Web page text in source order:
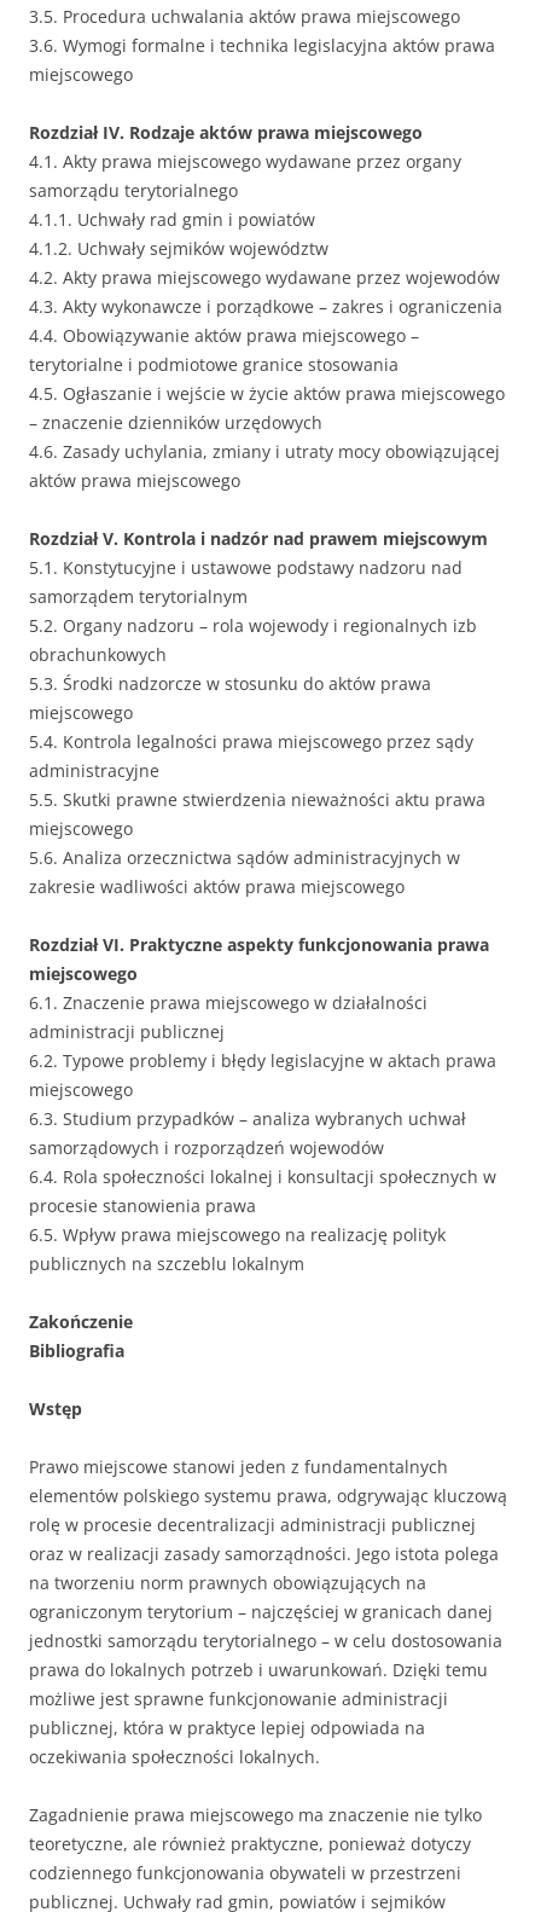
3.5. Procedura uchwalania aktów prawa miejscowego
3.6. Wymogi formalne i technika legislacyjna aktów prawa
miejscowego
Rozdział IV. Rodzaje aktów prawa miejscowego
4.1. Akty prawa miejscowego wydawane przez organy
samorządu terytorialnego
4.1.1. Uchwały rad gmin i powiatów
4.1.2. Uchwały sejmików województw
4.2. Akty prawa miejscowego wydawane przez wojewodów
4.3. Akty wykonawcze i porządkowe – zakres i ograniczenia
4.4. Obowiązywanie aktów prawa miejscowego –
terytorialne i podmiotowe granice stosowania
4.5. Ogłaszanie i wejście w życie aktów prawa miejscowego
– znaczenie dzienników urzędowych
4.6. Zasady uchylania, zmiany i utraty mocy obowiązującej
aktów prawa miejscowego
Rozdział V. Kontrola i nadzór nad prawem miejscowym
5.1. Konstytucyjne i ustawowe podstawy nadzoru nad
samorządem terytorialnym
5.2. Organy nadzoru – rola wojewody i regionalnych izb
obrachunkowych
5.3. Środki nadzorcze w stosunku do aktów prawa
miejscowego
5.4. Kontrola legalności prawa miejscowego przez sądy
administracyjne
5.5. Skutki prawne stwierdzenia nieważności aktu prawa
miejscowego
5.6. Analiza orzecznictwa sądów administracyjnych w
zakresie wadliwości aktów prawa miejscowego
Rozdział VI. Praktyczne aspekty funkcjonowania prawa
miejscowego
6.1. Znaczenie prawa miejscowego w działalności
administracji publicznej
6.2. Typowe problemy i błędy legislacyjne w aktach prawa
miejscowego
6.3. Studium przypadków – analiza wybranych uchwał
samorządowych i rozporządzeń wojewodów
6.4. Rola społeczności lokalnej i konsultacji społecznych w
procesie stanowienia prawa
6.5. Wpływ prawa miejscowego na realizację polityk
publicznych na szczeblu lokalnym
Zakończenie
Bibliografia
Wstęp
Prawo miejscowe stanowi jeden z fundamentalnych
elementów polskiego systemu prawa, odgrywając kluczową
rolę w procesie decentralizacji administracji publicznej
oraz w realizacji zasady samorządności. Jego istota polega
na tworzeniu norm prawnych obowiązujących na
ograniczonym terytorium – najczęściej w granicach danej
jednostki samorządu terytorialnego – w celu dostosowania
prawa do lokalnych potrzeb i uwarunkowań. Dzięki temu
możliwe jest sprawne funkcjonowanie administracji
publicznej, która w praktyce lepiej odpowiada na
oczekiwania społeczności lokalnych.
Zagadnienie prawa miejscowego ma znaczenie nie tylko
teoretyczne, ale również praktyczne, ponieważ dotyczy
codziennego funkcjonowania obywateli w przestrzeni
publicznej. Uchwały rad gmin, powiatów i sejmików